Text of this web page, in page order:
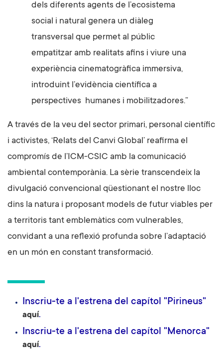
dels diferents agents de l’ecosistema
social i natural genera un diàleg
transversal que permet al públic
empatitzar amb realitats afins i viure una
experiència cinematogràfica immersiva,
introduint l’evidència científica a
perspectives humanes i mobilitzadores.”
A través de la veu del sector primari, personal científic
i activistes, ‘Relats del Canvi Global’ reafirma el
compromís de l’ICM-CSIC amb la comunicació
ambiental contemporània. La sèrie transcendeix la
divulgació convencional qüestionant el nostre lloc
dins la natura i proposant models de futur viables per
a territoris tant emblemàtics com vulnerables,
convidant a una reflexió profunda sobre l’adaptació
en un món en constant transformació.
Inscriu-te a l'estrena del capítol "Pirineus"
aquí.
Inscriu-te a l'estrena del capítol "Menorca"
aquí.